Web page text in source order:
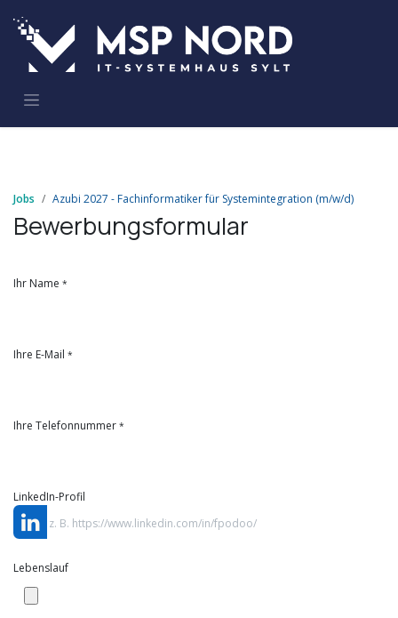
Jobs Azubi 2027 - Fachinformatiker für Systemintegration (m/w/d)
Bewerbungsformular
Ihr Name *
Ihre E-Mail *
Ihre Telefonnummer *
LinkedIn-Profil
Lebenslauf